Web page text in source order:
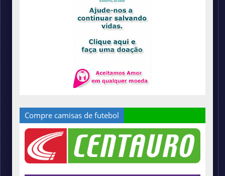
Compre camisas de futebol